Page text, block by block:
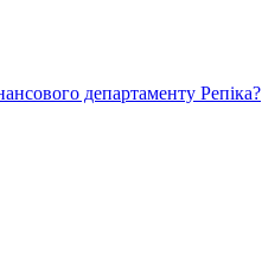
департаменту Репіка?